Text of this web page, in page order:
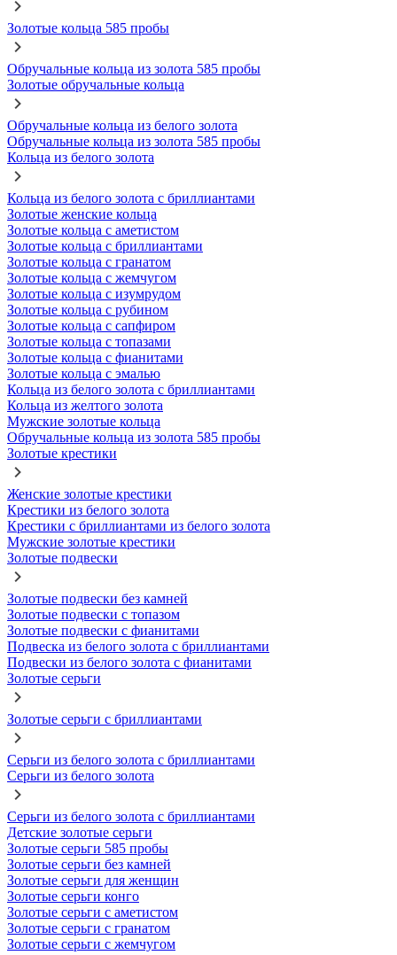
Золотые кольца 585 пробы
Обручальные кольца из золота 585 пробы
Золотые обручальные кольца
Обручальные кольца из белого золота
Обручальные кольца из золота 585 пробы
Кольца из белого золота
Кольца из белого золота с бриллиантами
Золотые женские кольца
Золотые кольца с аметистом
Золотые кольца с бриллиантами
Золотые кольца с гранатом
Золотые кольца с жемчугом
Золотые кольца с изумрудом
Золотые кольца с рубином
Золотые кольца с сапфиром
Золотые кольца с топазами
Золотые кольца с фианитами
Золотые кольца с эмалью
Кольца из белого золота с бриллиантами
Кольца из желтого золота
Мужские золотые кольца
Обручальные кольца из золота 585 пробы
Золотые крестики
Женские золотые крестики
Крестики из белого золота
Крестики с бриллиантами из белого золота
Мужские золотые крестики
Золотые подвески
Золотые подвески без камней
Золотые подвески с топазом
Золотые подвески с фианитами
Подвеска из белого золота с бриллиантами
Подвески из белого золота с фианитами
Золотые серьги
Золотые серьги с бриллиантами
Серьги из белого золота с бриллиантами
Серьги из белого золота
Серьги из белого золота с бриллиантами
Детские золотые серьги
Золотые серьги 585 пробы
Золотые серьги без камней
Золотые серьги для женщин
Золотые серьги конго
Золотые серьги с аметистом
Золотые серьги с гранатом
Золотые серьги с жемчугом